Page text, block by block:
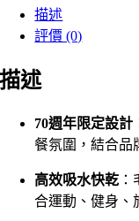
描述
評價 (0)
描述
70週年限定設計
餐氛圍，結合品
高效吸水快乾
合運動、健身、